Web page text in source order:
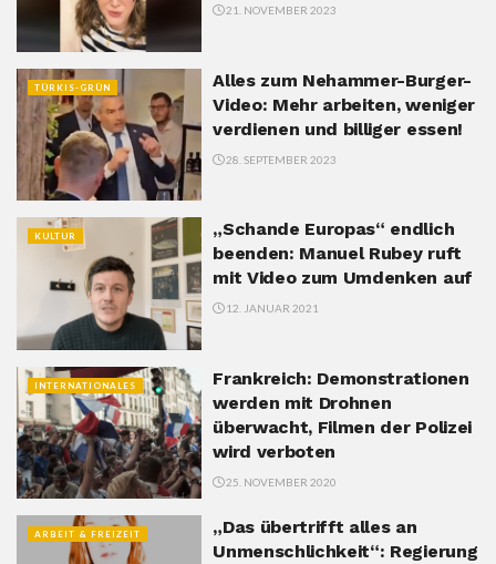
21. NOVEMBER 2023
TÜRKIS-GRÜN
Alles zum Nehammer-Burger-
Video: Mehr arbeiten, weniger
verdienen und billiger essen!
28. SEPTEMBER 2023
KULTUR
„Schande Europas“ endlich
beenden: Manuel Rubey ruft
mit Video zum Umdenken auf
12. JANUAR 2021
INTERNATIONALES
Frankreich: Demonstrationen
werden mit Drohnen
überwacht, Filmen der Polizei
wird verboten
25. NOVEMBER 2020
ARBEIT & FREIZEIT
„Das übertrifft alles an
Unmenschlichkeit“: Regierung